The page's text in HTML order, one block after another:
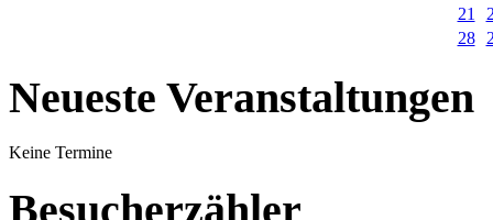
21
28
Neueste Veranstaltungen
Keine Termine
Besucherzähler